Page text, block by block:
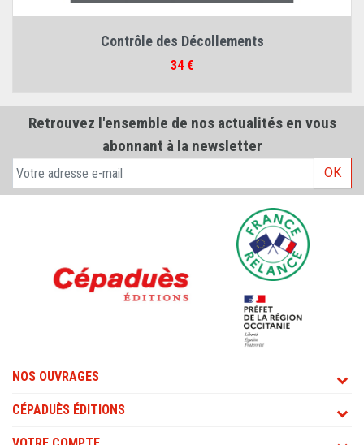
Contrôle des Décollements
Prix
34 €
Retrouvez l'ensemble de nos actualités en vous
abonnant à la newsletter
OK
NOS OUVRAGES
CÉPADUÈS ÉDITIONS